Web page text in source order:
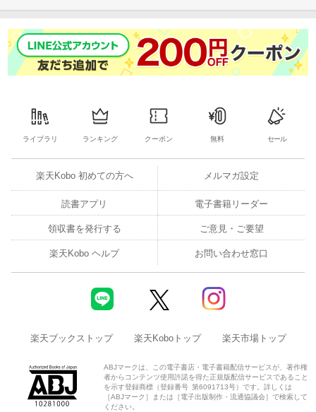
ライブラリ ランキング クーポン 無料 セール
楽天Kobo 初めての方へ メルマガ設定
読書アプリ 電子書籍リーダー
領収書を発行する ご意見・ご要望
楽天Kobo ヘルプ お問い合わせ窓口
楽天ブックストップ 楽天Koboトップ 楽天市場トップ
ABJマークは、この電子書店・電子書籍配信サービスが、著作権
者からコンテンツ使用許諾を得た正規版配信サービスであること
を示す登録商標（登録番号 第6091713号）です。詳しくは
［ABJマーク］または［電子出版制作・流通協議会］で検索して
ください。